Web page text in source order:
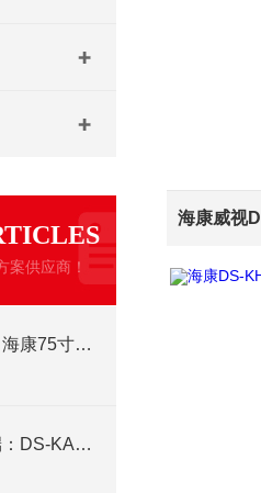
案供应商！
数字化会议交互终端：海康75寸4K触摸会议一体机
多证核验智能考勤终端：DS-KAB673-IBQR人脸识别打卡考勤机